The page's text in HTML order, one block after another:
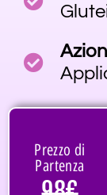
Prezzo di
Partenza